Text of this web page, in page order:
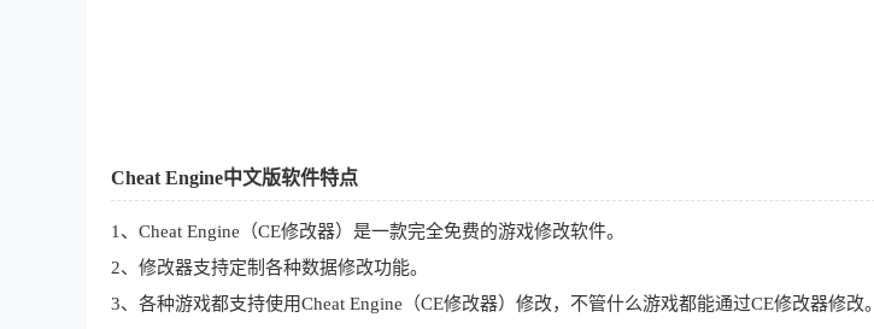
Cheat Engine中文版软件特点
1、Cheat Engine（CE修改器）是一款完全免费的游戏修改软件。
2、修改器支持定制各种数据修改功能。
3、各种游戏都支持使用Cheat Engine（CE修改器）修改，不管什么游戏都能通过CE修改器修改。